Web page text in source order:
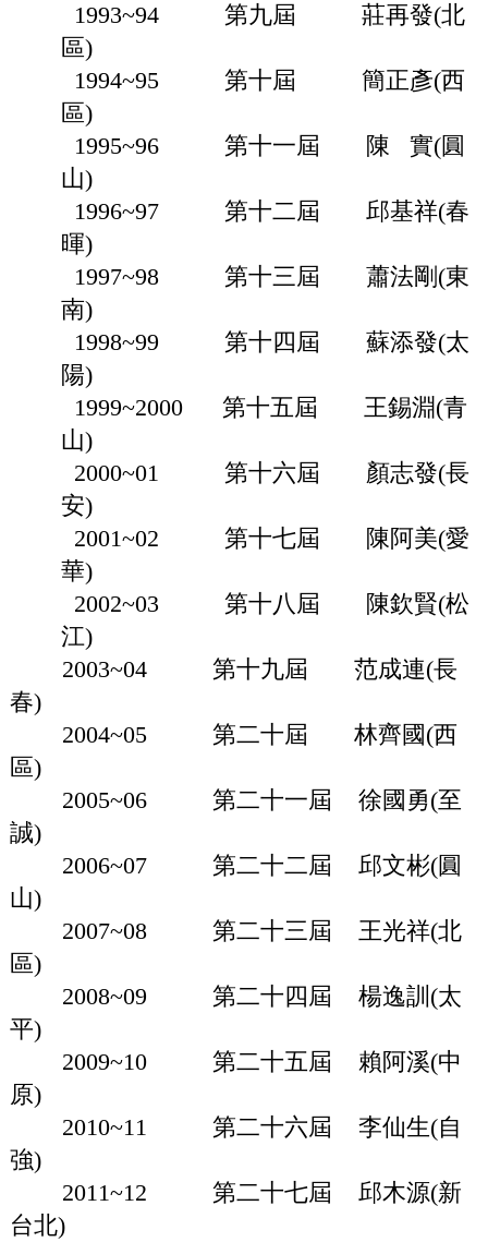
1993~94 第九屆 莊再發(北
區)
1994~95 第十屆 簡正彥(西
區)
1995~96 第十一屆 陳 實(圓
山)
1996~97 第十二屆 邱基祥(春
暉)
1997~98 第十三屆 蕭法剛(東
南)
1998~99 第十四屆 蘇添發(太
陽)
1999~2000 第十五屆 王錫淵(青
山)
2000~01 第十六屆 顏志發(長
安)
2001~02 第十七屆 陳阿美(愛
華)
2002~03 第十八屆 陳欽賢(松
江)
2003~04 第十九屆 范成連(長
春)
2004~05 第二十屆 林齊國(西
區)
2005~06 第二十一屆 徐國勇(至
誠)
2006~07 第二十二屆 邱文彬(圓
山)
2007~08 第二十三屆 王光祥(北
區)
2008~09 第二十四屆 楊逸訓(太
平)
2009~10 第二十五屆 賴阿溪(中
原)
2010~11 第二十六屆 李仙生(自
強)
2011~12 第二十七屆 邱木源(新
台北)